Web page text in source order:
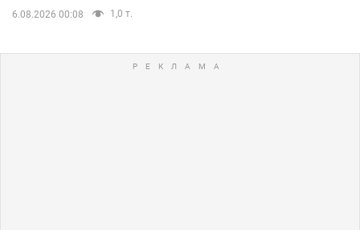
6.08.2026 00:08 1,0 т.